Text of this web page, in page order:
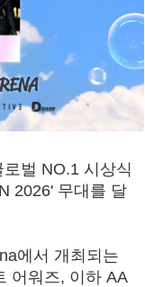
로벌 NO.1 시상식
2026' 무대를 달
에서 개최되는
어워즈, 이하 AA